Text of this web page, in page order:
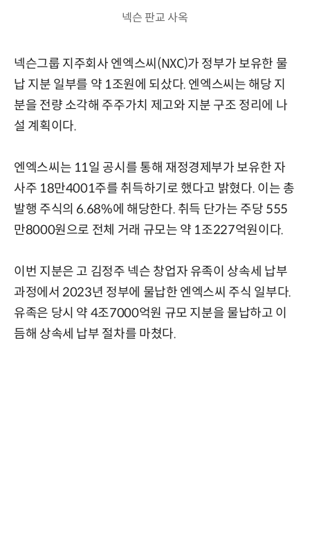
넥슨 판교 사옥
넥슨그룹 지주회사 엔엑스씨(NXC)가 정부가 보유한 물
납 지분 일부를 약 1조원에 되샀다. 엔엑스씨는 해당 지
분을 전량 소각해 주주가치 제고와 지분 구조 정리에 나
설 계획이다.
엔엑스씨는 11일 공시를 통해 재정경제부가 보유한 자
사주 18만4001주를 취득하기로 했다고 밝혔다. 이는 총
발행 주식의 6.68%에 해당한다. 취득 단가는 주당 555
만8000원으로 전체 거래 규모는 약 1조227억원이다.
이번 지분은 고 김정주 넥슨 창업자 유족이 상속세 납부
과정에서 2023년 정부에 물납한 엔엑스씨 주식 일부다.
유족은 당시 약 4조7000억원 규모 지분을 물납하고 이
듬해 상속세 납부 절차를 마쳤다.